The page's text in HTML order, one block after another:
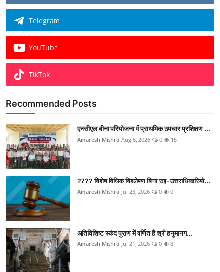
Telegram
YouTube
TikTok
Recommended Posts
एनसीएल बीना परियोजना में प्राथमिक उपचार प्रशिक्षण ...
Amaresh Mishra Aug 6, 2026 0 15
???? विशेष विधिक विश्लेषण बिना सह-उत्तराधिकारियो...
Amaresh Mishra Jul 23, 2026 0 0
अतिविशिष्ट स्कंद पुराण में वर्णित है श्री हनुमानग...
Amaresh Mishra Jul 21, 2026 0 81